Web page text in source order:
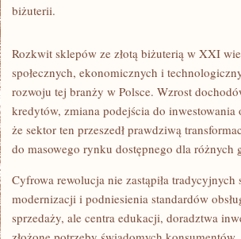
biżuterii.
Rozkwit sklepów ze złotą biżuterią w XXI
społecznych, ekonomicznych i
rozwoju tej branży w Polsce. Wzrost
kredytów, zmiana podejścia do
że sektor ten przeszedł prawdziwą
do masowego rynku dostępnego dla różnych
Cyfrowa rewolucja nie zastąpiła
modernizacji i podniesienia standardów
sprzedaży, ale centra edukacji, doradztwa